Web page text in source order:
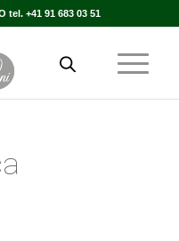
tel. +41 91 683 03 51